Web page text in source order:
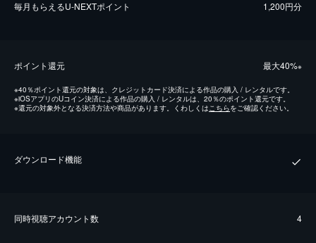
毎⽉もらえるU-NEXTポイント 1,200円分
ポイント還元 最⼤40%※
※40％ポイント還元の対象は、クレジットカード決済による作品の購入 / レンタルです。
※iOSアプリのUコイン決済による作品の購入 / レンタルは、20％のポイント還元です。
※還元の対象外となる決済方法や商品があります。くわしくはこちらをご確認ください。
ダウンロード機能
同時視聴アカウント数 4